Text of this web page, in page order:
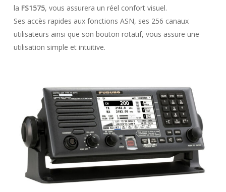
la FS1575, vous assurera un réel confort visuel.
Ses accès rapides aux fonctions ASN, ses 256 canaux
utilisateurs ainsi que son bouton rotatif, vous assure une
utilisation simple et intuitive.